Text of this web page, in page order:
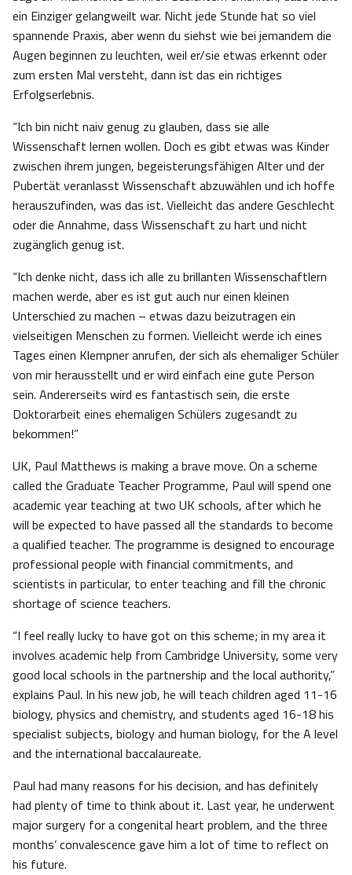
ein Einziger gelangweilt war. Nicht jede Stunde hat so viel
spannende Praxis, aber wenn du siehst wie bei jemandem die
Augen beginnen zu leuchten, weil er/sie etwas erkennt oder
zum ersten Mal versteht, dann ist das ein richtiges
Erfolgserlebnis.
“Ich bin nicht naiv genug zu glauben, dass sie alle
Wissenschaft lernen wollen. Doch es gibt etwas was Kinder
zwischen ihrem jungen, begeisterungsfähigen Alter und der
Pubertät veranlasst Wissenschaft abzuwählen und ich hoffe
herauszufinden, was das ist. Vielleicht das andere Geschlecht
oder die Annahme, dass Wissenschaft zu hart und nicht
zugänglich genug ist.
“Ich denke nicht, dass ich alle zu brillanten Wissenschaftlern
machen werde, aber es ist gut auch nur einen kleinen
Unterschied zu machen – etwas dazu beizutragen ein
vielseitigen Menschen zu formen. Vielleicht werde ich eines
Tages einen Klempner anrufen, der sich als ehemaliger Schüler
von mir herausstellt und er wird einfach eine gute Person
sein. Andererseits wird es fantastisch sein, die erste
Doktorarbeit eines ehemaligen Schülers zugesandt zu
bekommen!”
UK, Paul Matthews is making a brave move. On a scheme
called the Graduate Teacher Programme, Paul will spend one
academic year teaching at two UK schools, after which he
will be expected to have passed all the standards to become
a qualified teacher. The programme is designed to encourage
professional people with financial commitments, and
scientists in particular, to enter teaching and fill the chronic
shortage of science teachers.
“I feel really lucky to have got on this scheme; in my area it
involves academic help from Cambridge University, some very
good local schools in the partnership and the local authority,”
explains Paul. In his new job, he will teach children aged 11-16
biology, physics and chemistry, and students aged 16-18 his
specialist subjects, biology and human biology, for the A level
and the international baccalaureate.
Paul had many reasons for his decision, and has definitely
had plenty of time to think about it. Last year, he underwent
major surgery for a congenital heart problem, and the three
months’ convalescence gave him a lot of time to reflect on
his future.